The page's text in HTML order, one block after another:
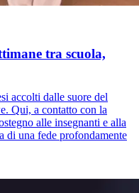
tra scuola,
accolti dalle suore del
Qui, a contatto con la
alle insegnanti e alla
di una fede profondamente